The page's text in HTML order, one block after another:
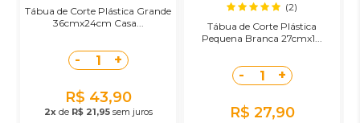
Tábua de Corte Plástica Grande
36cmx24cm Casa...
- 1 +
R$ 43,90
2xde R$ 21,95sem juros
(2)
Tábua de Corte Plástica
Pequena Branca 27cmx1...
- 1 +
R$ 27,90